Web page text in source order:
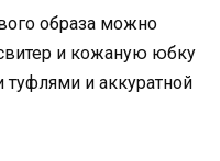
образа можно
и кожаную юбку
и аккуратной